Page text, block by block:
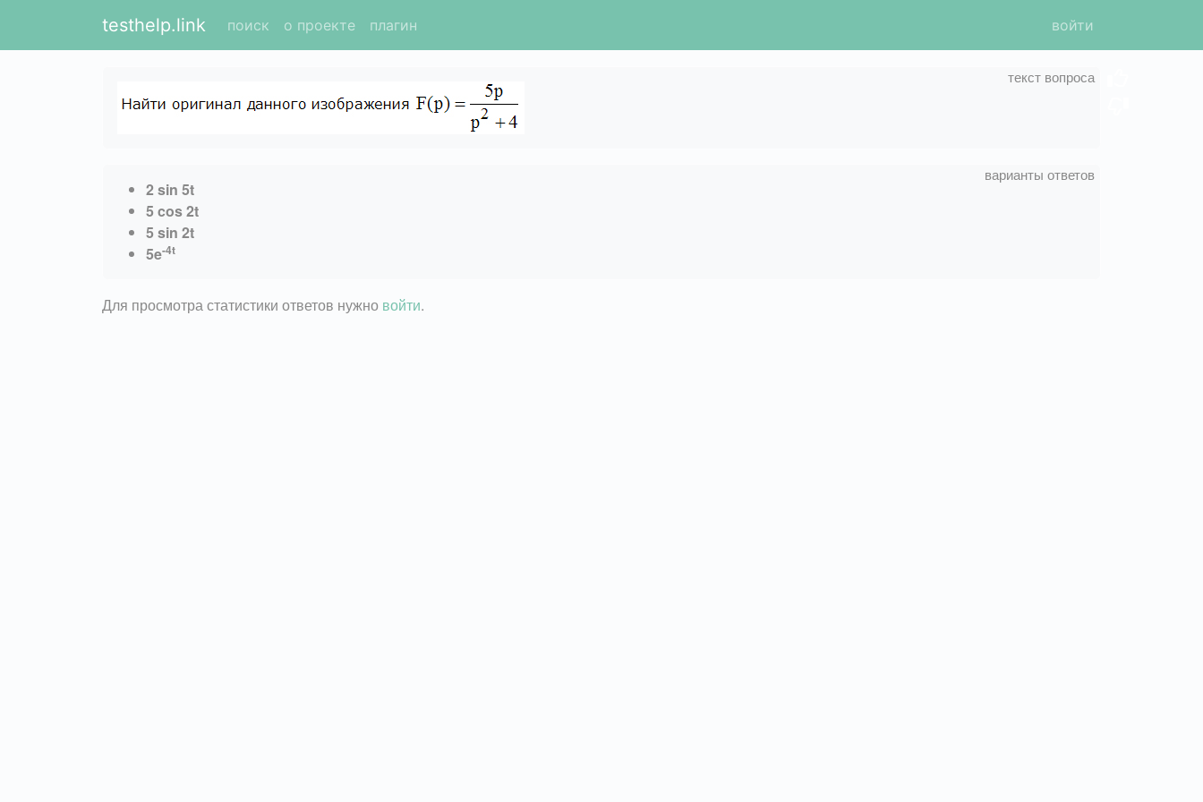
testhelp.link поиск о проекте плагин войти
2 sin 5t
5 cos 2t
5 sin 2t
5e-4t
Для просмотра статистики ответов нужно войти.